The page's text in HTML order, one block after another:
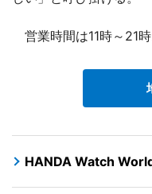
営業時間は11時～21時
HANDA Watch